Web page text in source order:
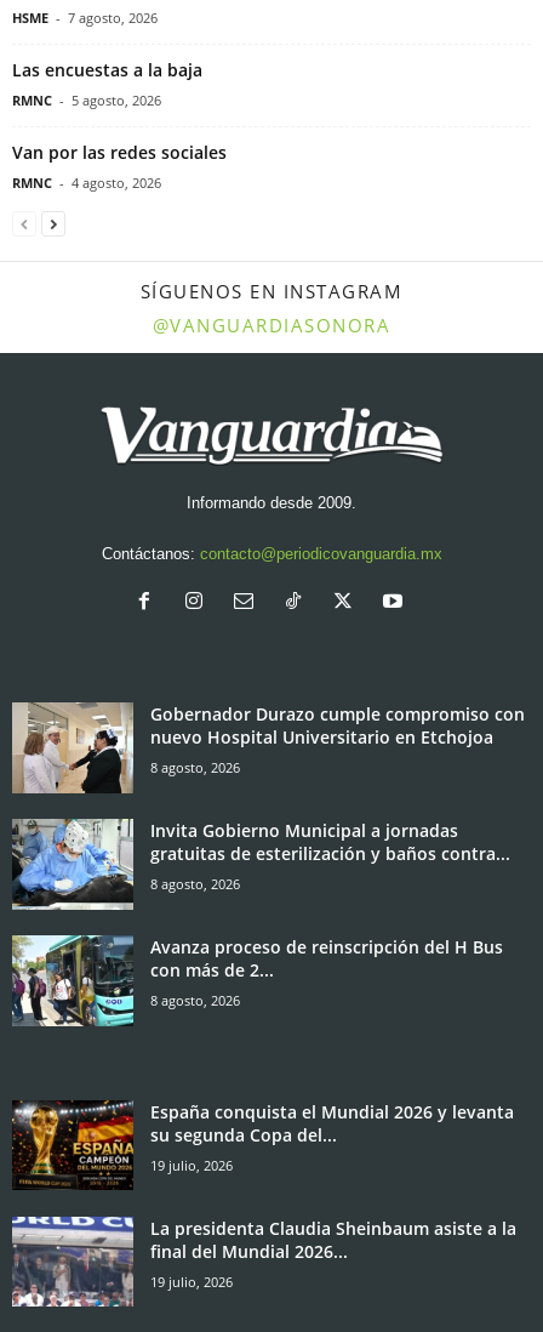
HSME - 7 agosto, 2026
Las encuestas a la baja
RMNC - 5 agosto, 2026
Van por las redes sociales
RMNC - 4 agosto, 2026
SÍGUENOS EN INSTAGRAM
@VANGUARDIASONORA
Informando desde 2009.
Contáctanos: contacto@periodicovanguardia.mx
Gobernador Durazo cumple compromiso con
nuevo Hospital Universitario en Etchojoa
8 agosto, 2026
Invita Gobierno Municipal a jornadas
gratuitas de esterilización y baños contra...
8 agosto, 2026
Avanza proceso de reinscripción del H Bus
con más de 2...
8 agosto, 2026
España conquista el Mundial 2026 y levanta
su segunda Copa del...
19 julio, 2026
La presidenta Claudia Sheinbaum asiste a la
final del Mundial 2026...
19 julio, 2026